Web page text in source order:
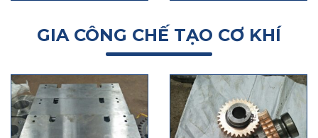
GIA CÔNG CHẾ TẠO CƠ KHÍ